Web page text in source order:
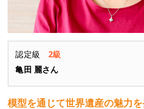
認定級 2級
亀田 麗さん
模型を通じて世界遺産の魅力